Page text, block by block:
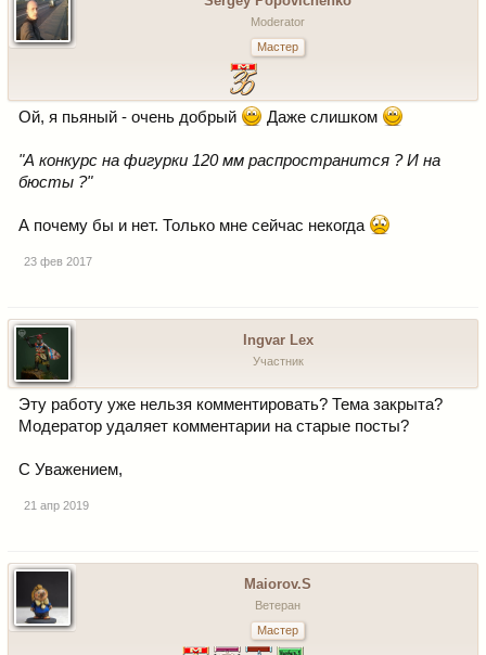
Moderator
Мастер
Ой, я пьяный - очень добрый Даже слишком
"А конкурс на фигурки 120 мм распространится ? И на
бюсты ?"
А почему бы и нет. Только мне сейчас некогда
23 фев 2017
Ingvar Lex
Участник
Эту работу уже нельзя комментировать? Тема закрыта?
Модератор удаляет комментарии на старые посты?
С Уважением,
21 апр 2019
Maiorov.S
Ветеран
Мастер